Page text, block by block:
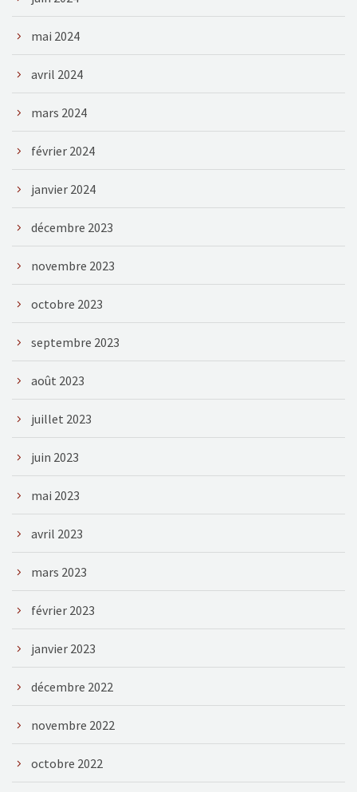
mai 2024
avril 2024
mars 2024
février 2024
janvier 2024
décembre 2023
novembre 2023
octobre 2023
septembre 2023
août 2023
juillet 2023
juin 2023
mai 2023
avril 2023
mars 2023
février 2023
janvier 2023
décembre 2022
novembre 2022
octobre 2022